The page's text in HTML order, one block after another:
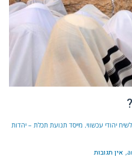
יהודי עכשווי. מייסד תנועת תכלת – יהדות
אין תגובות